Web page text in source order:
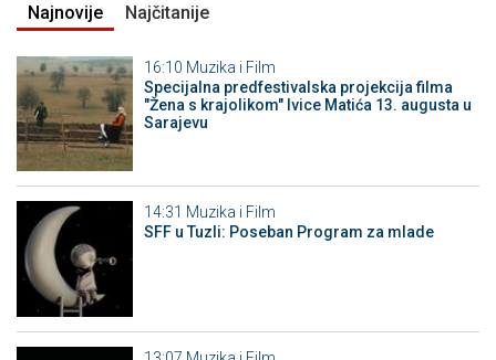
Najnovije Najčitanije
16:10 Muzika i Film
Specijalna predfestivalska projekcija filma
"Žena s krajolikom" Ivice Matića 13. augusta u
Sarajevu
14:31 Muzika i Film
SFF u Tuzli: Poseban Program za mlade